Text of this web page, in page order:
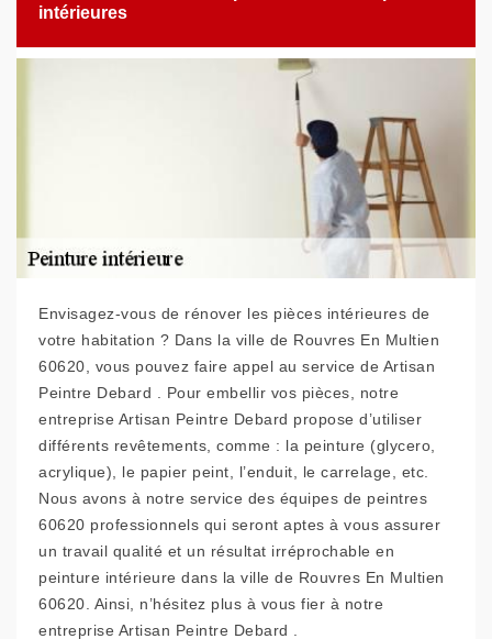
intérieures
Envisagez-vous de rénover les pièces intérieures de
votre habitation ? Dans la ville de Rouvres En Multien
60620, vous pouvez faire appel au service de Artisan
Peintre Debard . Pour embellir vos pièces, notre
entreprise Artisan Peintre Debard propose d’utiliser
différents revêtements, comme : la peinture (glycero,
acrylique), le papier peint, l’enduit, le carrelage, etc.
Nous avons à notre service des équipes de peintres
60620 professionnels qui seront aptes à vous assurer
un travail qualité et un résultat irréprochable en
peinture intérieure dans la ville de Rouvres En Multien
60620. Ainsi, n’hésitez plus à vous fier à notre
entreprise Artisan Peintre Debard .